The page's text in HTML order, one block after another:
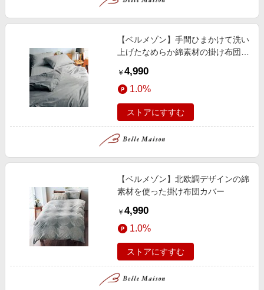
【ベルメゾン】手間ひまかけて洗い
上げたなめらか綿素材の掛け布団カ
￥ 4,990
1.0%
ストアにすすむ
【ベルメゾン】北欧調デザインの綿
素材を使った掛け布団カバー
￥ 4,990
1.0%
ストアにすすむ